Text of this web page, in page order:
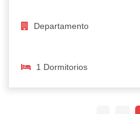
Departamento
1 Dormitorios